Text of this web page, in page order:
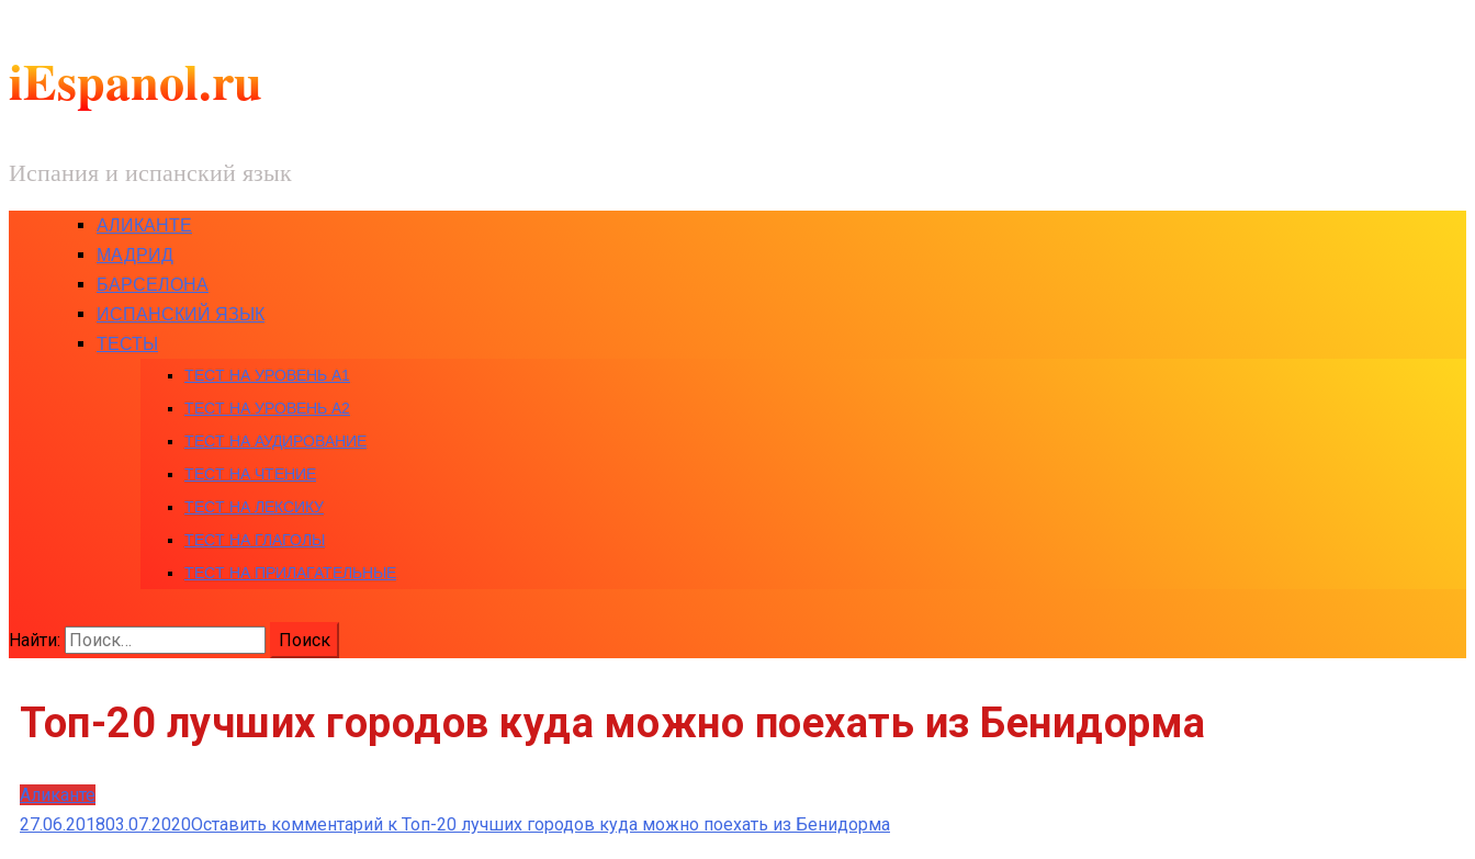
iEspanol.ru
Испания и испанский язык
АЛИКАНТЕ
МАДРИД
БАРСЕЛОНА
ИСПАНСКИЙ ЯЗЫК
ТЕСТЫ
ТЕСТ НА УРОВЕНЬ A1
ТЕСТ НА УРОВЕНЬ A2
ТЕСТ НА АУДИРОВАНИЕ
ТЕСТ НА ЧТЕНИЕ
ТЕСТ НА ЛЕКСИКУ
ТЕСТ НА ГЛАГОЛЫ
ТЕСТ НА ПРИЛАГАТЕЛЬНЫЕ
Найти:
Топ-20 лучших городов куда можно поехать из Бенидорма
Аликанте
27.06.201803.07.2020Оставить комментарий к Топ-20 лучших городов куда можно поехать из Бенидорма